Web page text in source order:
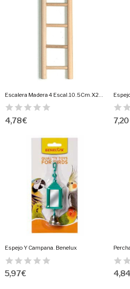
Escalera Madera 4 Escal.10.5Cm.X25Cm.Alto.
4,78 € 7,20
Espejo Y Campana. Benelux
5,97 €